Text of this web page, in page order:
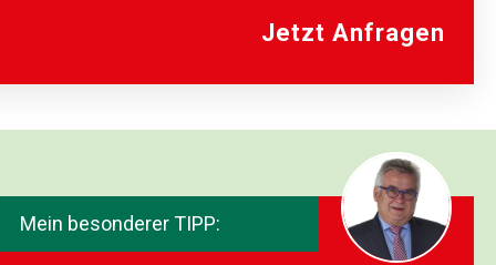
Jetzt Anfragen
Mein besonderer TIPP: